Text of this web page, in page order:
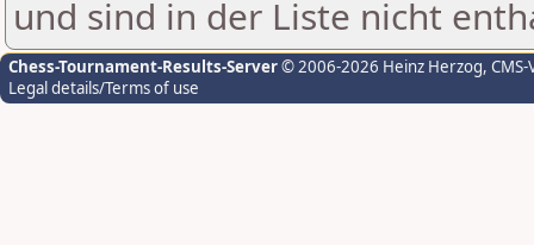
und sind in der Liste nicht
Chess-Tournament-Results-Server© 2006-2026 Heinz Herzog,
Legal details/Terms of use